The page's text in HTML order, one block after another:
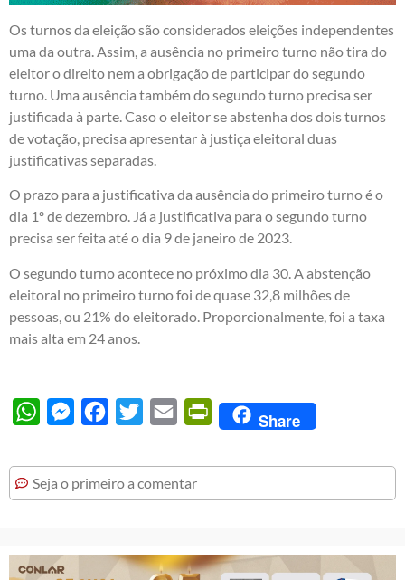
Os turnos da eleição são considerados eleições independentes
uma da outra. Assim, a ausência no primeiro turno não tira do
eleitor o direito nem a obrigação de participar do segundo
turno. Uma ausência também do segundo turno precisa ser
justificada à parte. Caso o eleitor se abstenha dos dois turnos
de votação, precisa apresentar à justiça eleitoral duas
justificativas separadas.
O prazo para a justificativa da ausência do primeiro turno é o
dia 1º de dezembro. Já a justificativa para o segundo turno
precisa ser feita até o dia 9 de janeiro de 2023.
O segundo turno acontece no próximo dia 30. A abstenção
eleitoral no primeiro turno foi de quase 32,8 milhões de
pessoas, ou 21% do eleitorado. Proporcionalmente, foi a taxa
mais alta em 24 anos.
WhatsAppMessengerFacebook
Twitter Email PrintFriendly
Share
Seja o primeiro a comentar